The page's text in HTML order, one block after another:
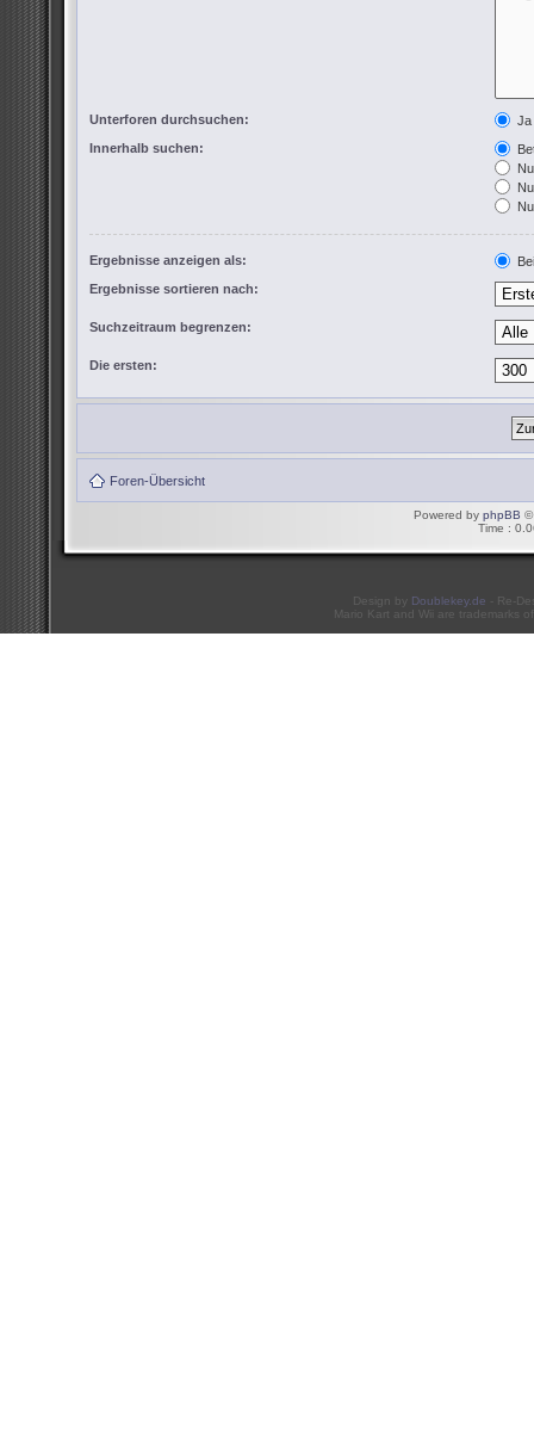
Unterforen durchsuchen:
Ja
Innerhalb suchen:
Ergebnisse anzeigen als:
Ergebnisse sortieren nach:
Suchzeitraum begrenzen:
Die ersten:
Foren-Übersicht
Powered by phpBB ©
Time :
Design by Doublekey.de - Re-
Mario Kart and Wii are trademarks